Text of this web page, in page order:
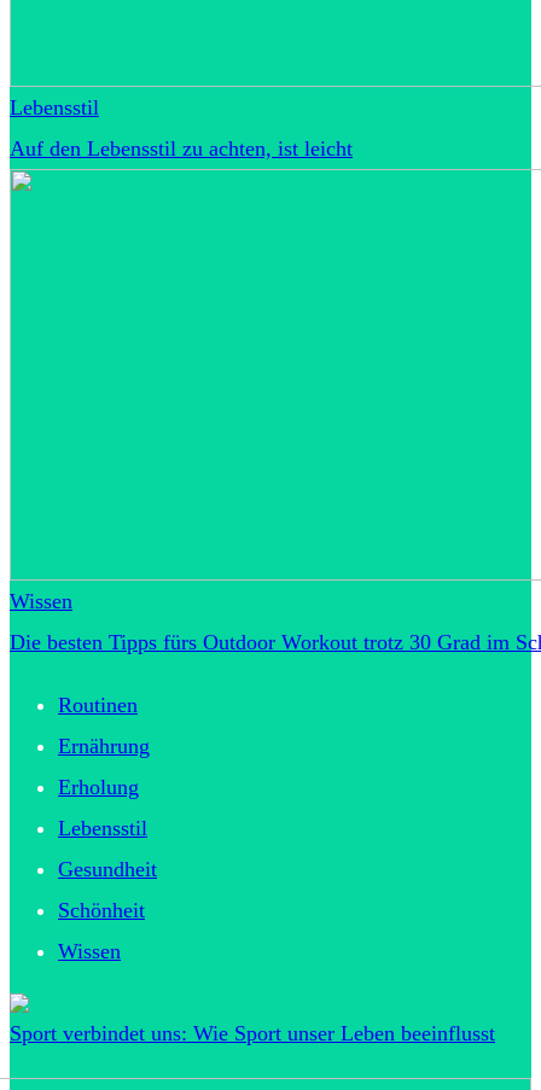
Lebensstil
Auf den Lebensstil zu achten, ist leicht
Wissen
Die besten Tipps fürs Outdoor Workout trotz 30 Grad im
Routinen
Ernährung
Erholung
Lebensstil
Gesundheit
Schönheit
Wissen
Sport verbindet uns: Wie Sport unser Leben beeinflusst